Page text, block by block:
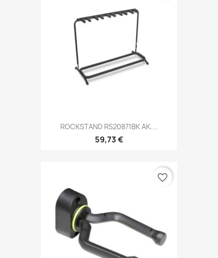
ROCKSTAND RS20871BK AK....
59,73 €
favorite_border